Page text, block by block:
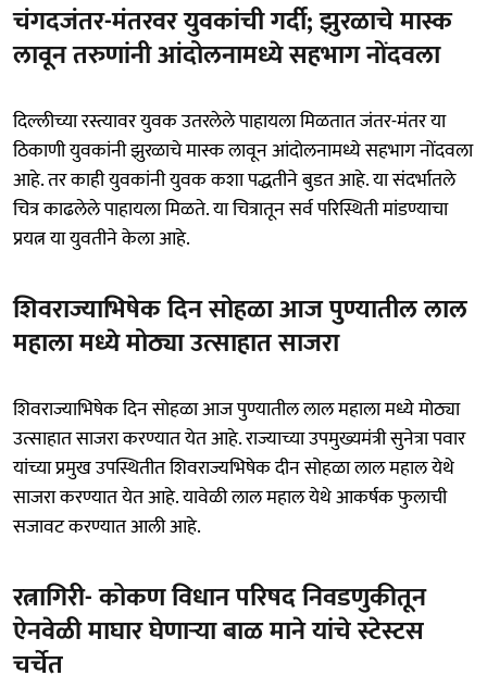
चंगदजंतर-मंतरवर युवकांची गर्दी; झुरळाचे मास्क
लावून तरुणांनी आंदोलनामध्ये सहभाग नोंदवला
दिल्लीच्या रस्त्यावर युवक उतरलेले पाहायला मिळतात जंतर-मंतर या
ठिकाणी युवकांनी झुरळाचे मास्क लावून आंदोलनामध्ये सहभाग नोंदवला
आहे. तर काही युवकांनी युवक कशा पद्धतीने बुडत आहे. या संदर्भातले
चित्र काढलेले पाहायला मिळते. या चित्रातून सर्व परिस्थिती मांडण्याचा
प्रयत्न या युवतीने केला आहे.
शिवराज्याभिषेक दिन सोहळा आज पुण्यातील लाल
महाला मध्ये मोठ्या उत्साहात साजरा
शिवराज्याभिषेक दिन सोहळा आज पुण्यातील लाल महाला मध्ये मोठ्या
उत्साहात साजरा करण्यात येत आहे. राज्याच्या उपमुख्यमंत्री सुनेत्रा पवार
यांच्या प्रमुख उपस्थितीत शिवराज्यभिषेक दीन सोहळा लाल महाल येथे
साजरा करण्यात येत आहे. यावेळी लाल महाल येथे आकर्षक फुलाची
सजावट करण्यात आली आहे.
रत्नागिरी- कोकण विधान परिषद निवडणुकीतून
ऐनवेळी माघार घेणाऱ्या बाळ माने यांचे स्टेस्टस
चर्चेत